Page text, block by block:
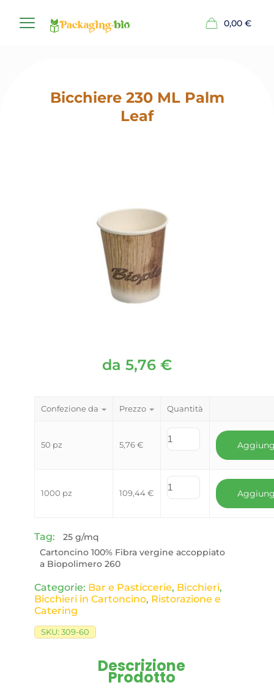
0,00 €
Bicchiere 230 ML Palm
Leaf
da 5,76 €
Confezione da Prezzo Quantità
50 pz 5,76€
1000 pz 109,44€
Tag:
25 g/mq
Cartoncino 100% Fibra vergine accoppiato
a Biopolimero 260
Categorie: Bar e Pasticcerie, Bicchieri,
Bicchieri in Cartoncino, Ristorazione e
Catering
SKU: 309-60
Descrizione
Prodotto